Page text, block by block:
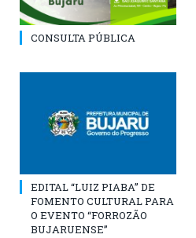
CONSULTA PÚBLICA
EDITAL “LUIZ PIABA” DE
FOMENTO CULTURAL PARA
O EVENTO “FORROZÃO
BUJARUENSE”